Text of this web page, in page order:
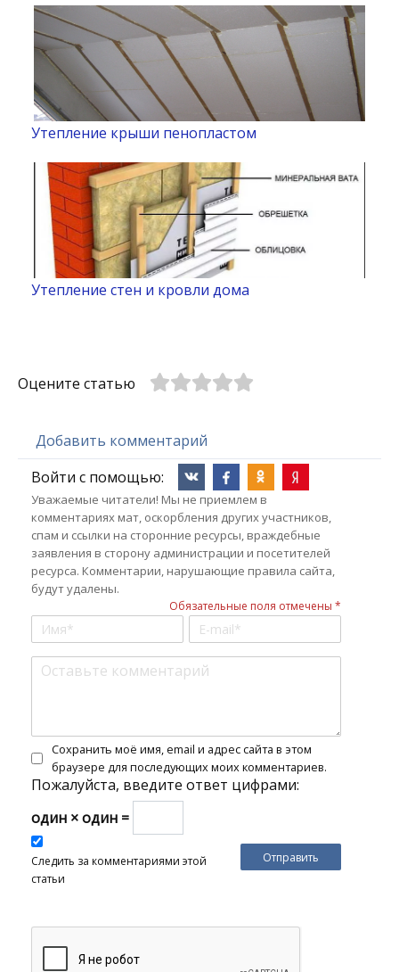
Утепление крыши пенопластом
Утепление стен и кровли дома
Оцените статью
Добавить комментарий
Войти с помощью:
Уважаемые читатели! Мы не приемлем в
комментариях мат, оскорбления других участников,
спам и ссылки на сторонние ресурсы, враждебные
заявления в сторону администрации и посетителей
ресурса. Комментарии, нарушающие правила сайта,
будут удалены.
Обязательные поля отмечены *
Сохранить моё имя, email и адрес сайта в этом
браузере для последующих моих комментариев.
Пожалуйста, введите ответ цифрами:
один × один =
Следить за комментариями этой
статьи